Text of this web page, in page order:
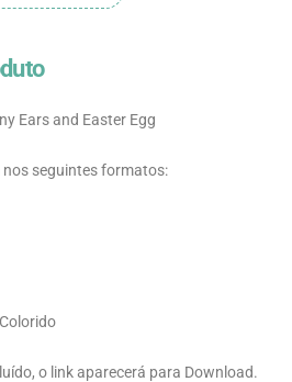
Ears and Easter Egg
nos seguintes formatos:
o link aparecerá para Download.